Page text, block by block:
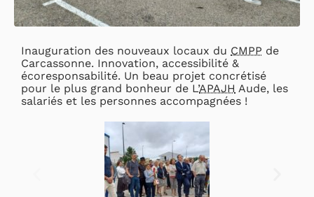
Inauguration des nouveaux locaux du CMPP de
Carcassonne. Innovation, accessibilité &
écoresponsabilité. Un beau projet concrétisé
pour le plus grand bonheur de L’APAJH Aude, les
salariés et les personnes accompagnées !